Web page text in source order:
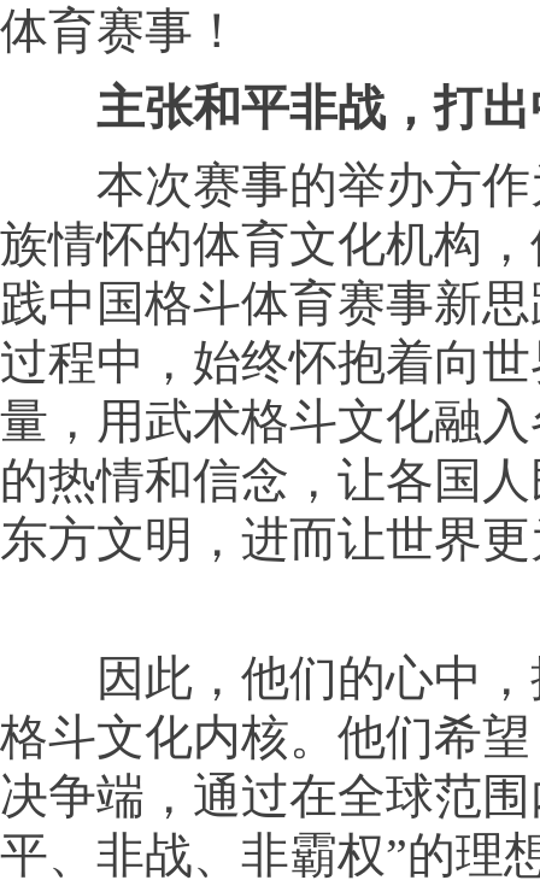
体育赛事！
主张和平非战，打
本次赛事的举办方作
族情怀的体育文化机构
践中国格斗体育赛事新
过程中，始终怀抱着向
量，用武术格斗文化融
的热情和信念，让各国
东方文明，进而让世界
因此，他们的心中，
格斗文化内核。他们希
决争端，通过在全球范
平、非战、非霸权”的理